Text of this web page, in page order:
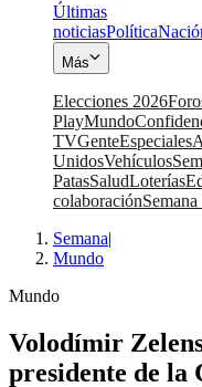
Últimas
noticiasPolítica
Más
Elecciones 2026
PlayMundo
TVGenteEspeciales
UnidosVehículos
PatasSaludLoterías
colaboración
Semana|
Mundo
Mundo
Volodímir
presidente de la